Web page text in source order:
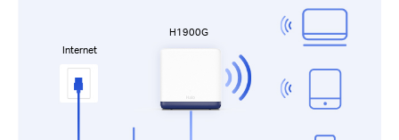
Internet
H1900G